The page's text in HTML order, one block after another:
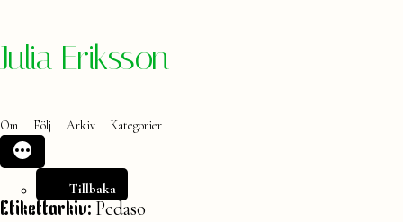
Hoppa
Julia Eriksson
Om Följ Arkiv Kategorier
Tillbaka
Etikettarkiv: Pedaso